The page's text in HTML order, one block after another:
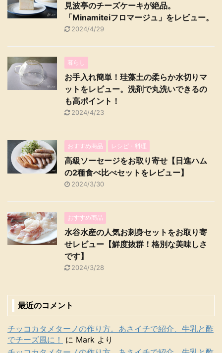
見波亭のチーズケーキが絶品。
「Minamiteiフロマージュ」をレビュー。
2024/4/29
暮らし
お手入れ簡単！珪藻土の柔らか水切りマ
ットをレビュー。洗剤で丸洗いできるの
も高ポイント！
2024/4/23
おすすめ商品 レシピ・料理
高級ソーセージをお取り寄せ【日進ハム
の2種食べ比べセットをレビュー】
2024/3/30
おすすめ商品
水谷水産の人気お刺身セットをお取り寄
せレビュー【鮮度抜群！格別な美味しさ
です】
2024/3/28
最近のコメント
チッコカタメターノの作り方。あさイチで紹介、牛乳と酢
でチーズ風に！
に Mark より